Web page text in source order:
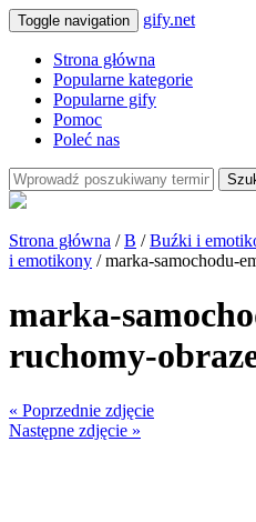
Toggle navigation gify.net
Strona główna
Popularne kategorie
Popularne gify
Pomoc
Poleć nas
Strona główna /B /Buźki i
i emotikony / marka-samochodu-
marka-
ruchomy-
« Poprzednie zdjęcie
Następne zdjęcie »